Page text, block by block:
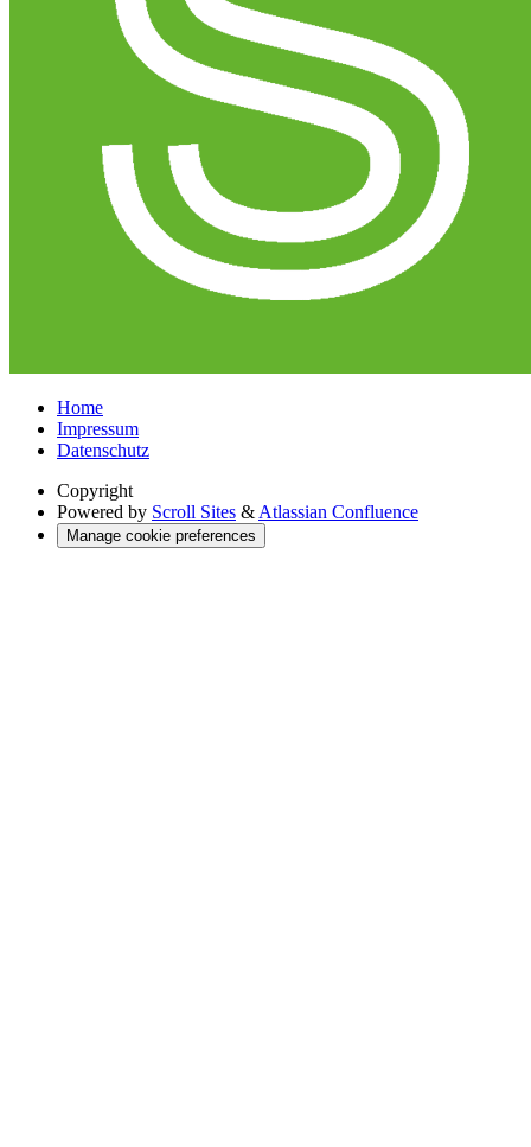
Home
Impressum
Datenschutz
Copyright
Powered by Scroll Sites & Atlassian Confluence
Manage cookie preferences